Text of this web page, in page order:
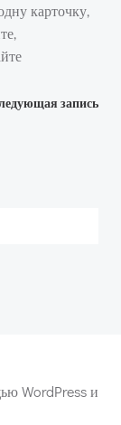
карточку,
запись
WordPress и